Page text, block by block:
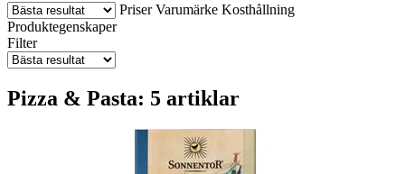
Priser Varumärke Kosthållning
Produktegenskaper
Filter
Pizza & Pasta: 5 artiklar